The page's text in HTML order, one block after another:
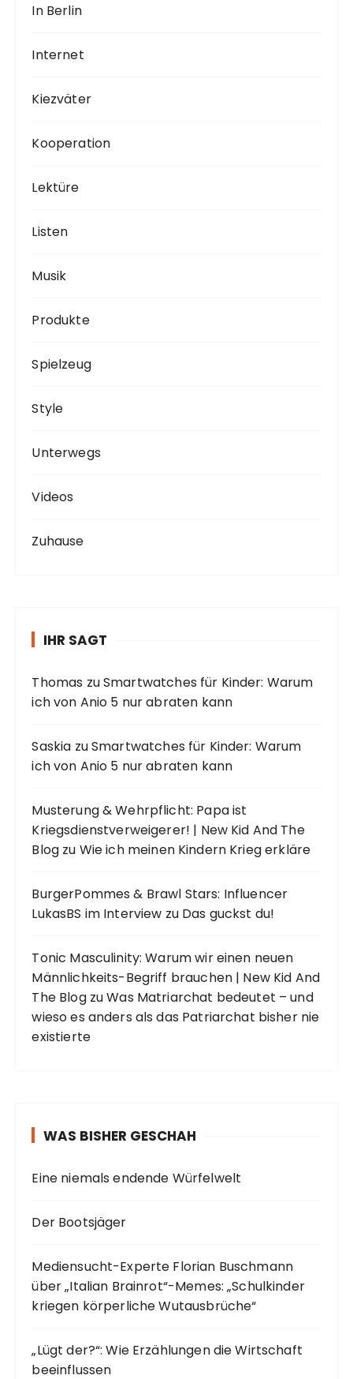
In Berlin
Internet
Kiezväter
Kooperation
Lektüre
Listen
Musik
Produkte
Spielzeug
Style
Unterwegs
Videos
Zuhause
IHR SAGT
Thomas zuSmartwatches für Kinder: Warum
ich von Anio 5 nur abraten kann
Saskia zuSmartwatches für Kinder: Warum
ich von Anio 5 nur abraten kann
Musterung & Wehrpflicht: Papa ist
Kriegsdienstverweigerer! | New Kid And The
Blog zu Wie ich meinen Kindern Krieg erkläre
BurgerPommes & Brawl Stars: Influencer
LukasBS im Interview zu Das guckst du!
Tonic Masculinity: Warum wir einen neuen
Männlichkeits-Begriff brauchen | New Kid And
The BlogzuWas Matriarchat bedeutet – und
wieso es anders als das Patriarchat bisher nie
existierte
WAS BISHER GESCHAH
Eine niemals endende Würfelwelt
Der Bootsjäger
Mediensucht-Experte Florian Buschmann
über „Italian Brainrot“-Memes: „Schulkinder
kriegen körperliche Wutausbrüche“
„Lügt der?“: Wie Erzählungen die Wirtschaft
beeinflussen